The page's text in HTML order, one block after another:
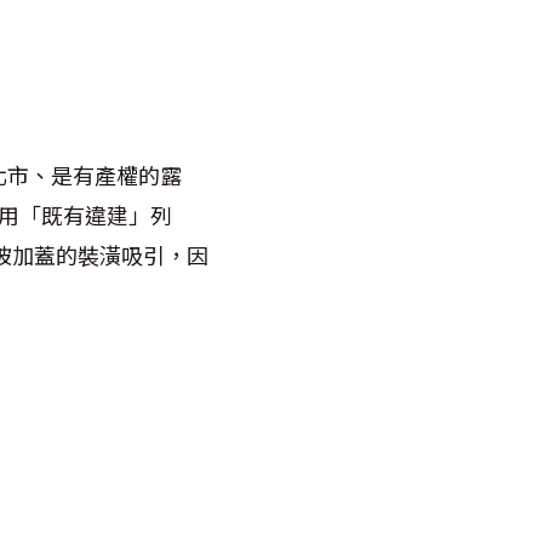
、是有產權的露
「既有違建」列
加蓋的裝潢吸引，因